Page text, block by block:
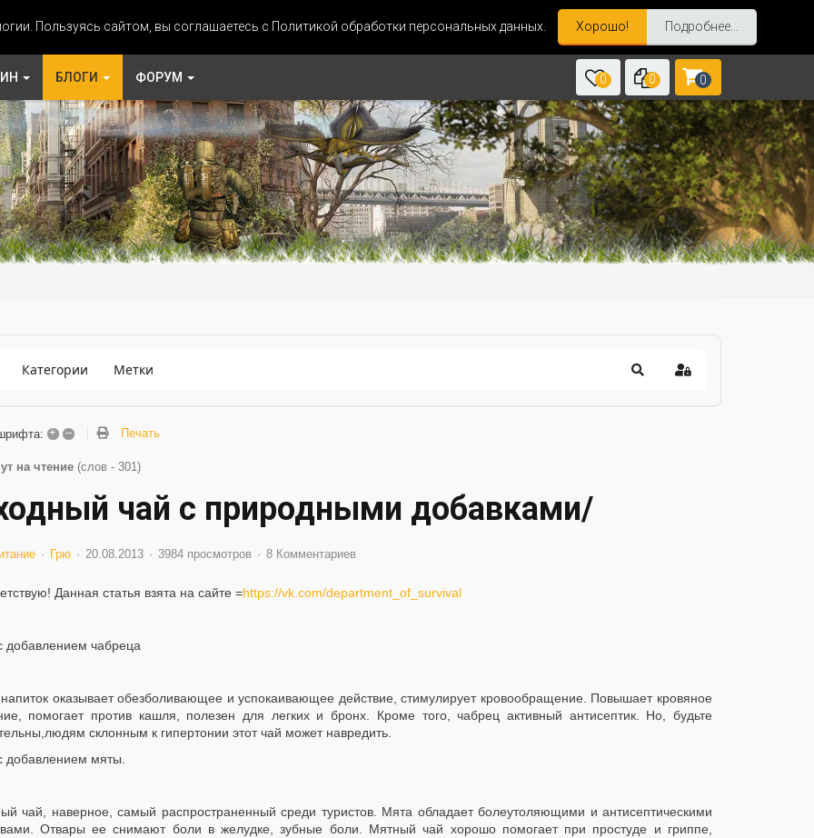
Пользуясь сайтом, вы соглашаетесь с Политикой обработки персональных данных. Хорошо! Подробнее...
БЛОГИ ФОРУМ 0 0 0
Категории Метки
+ – Печать
на чтение (слов - 301)
чай с природными добавками/
Грю 20.08.2013 3984 просмотров 8 Комментариев
Данная статья взята на сайте =https://vk.com/department_of_survival
добавлением чабреца
напиток оказывает обезболивающее и успокаивающее действие, стимулирует кровообращение. Повышает кровяное
помогает против кашля, полезен для легких и бронх. Кроме того, чабрец активный антисептик. Но, будьте
склонным к гипертонии этот чай может навредить.
добавлением мяты.
чай, наверное, самый распространенный среди туристов. Мята обладает болеутоляющими и антисептическими
Отвары ее снимают боли в желудке, зубные боли. Мятный чай хорошо помогает при простуде и гриппе,